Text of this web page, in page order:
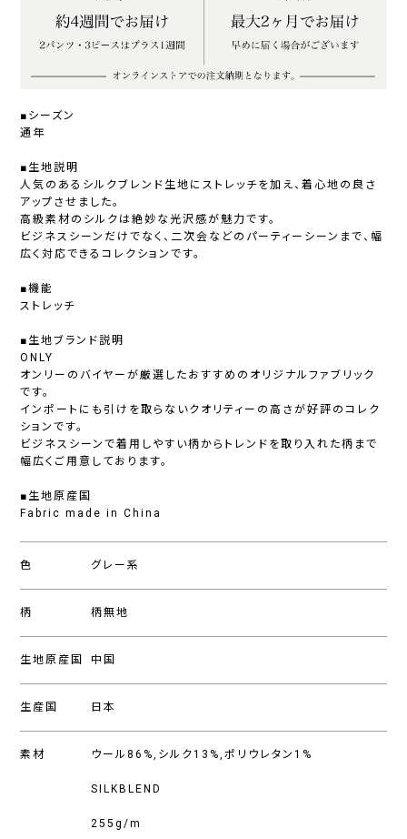
■シーズン
通年
■生地説明
人気のあるシルクブレンド生地にストレッチを加え、着心地の良さ
アップさせました。
高級素材のシルクは絶妙な光沢感が魅力です。
ビジネスシーンだけでなく、二次会などのパーティーシーンまで、幅
広く対応できるコレクションです。
■機能
ストレッチ
■生地ブランド説明
ONLY
オンリーのバイヤーが厳選したおすすめのオリジナルファブリック
です。
インポートにも引けを取らないクオリティーの高さが好評のコレク
ションです。
ビジネスシーンで着用しやすい柄からトレンドを取り入れた柄まで
幅広くご用意しております。
■生地原産国
Fabric made in China
色 グレー系
柄 柄無地
生地原産国 中国
生産国 日本
素材 ウール86%,シルク13%,ポリウレタン1%
SILKBLEND
255g/m